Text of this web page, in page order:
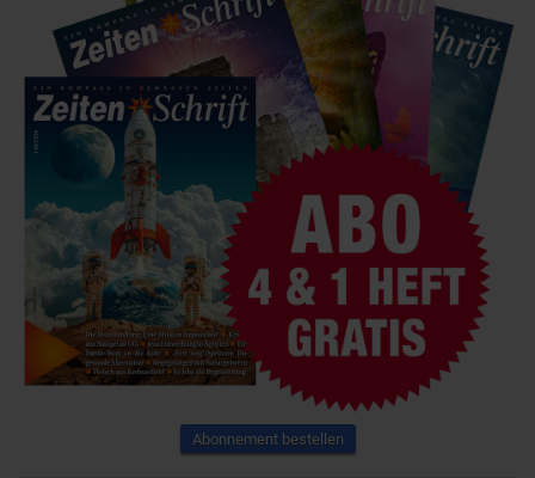
Abonnement bestellen